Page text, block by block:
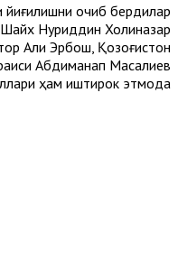
очиб бердилар.
Нуриддин Холиқназар
Али Эрбош, Қозоғистон
Абдиманап Масалиев
ҳам иштирок этмоқда...